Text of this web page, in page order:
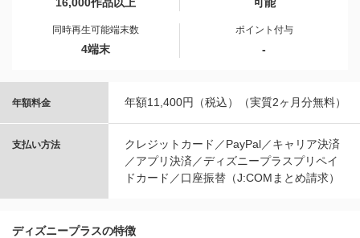
同時再生可能端末数
4端末
ポイント付与
-
年額料金 年額11,400円（税込）（実質2ヶ月分無料）
支払い方法
クレジットカード／PayPal／キャリア決済
／アプリ決済／ディズニープラスプリペイ
ドカード／口座振替（J:COMまとめ請求）
ディズニープラスの特徴